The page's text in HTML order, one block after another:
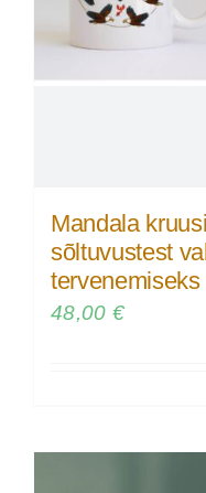
Mandala
sõltuvustest
tervenemiseks
48,00 €